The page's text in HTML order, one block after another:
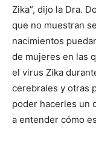
Zika”, dijo la Dra.
que no muestran
nacimientos
de mujeres en las
el virus Zika
cerebrales y otras
poder hacerles un
a entender cómo